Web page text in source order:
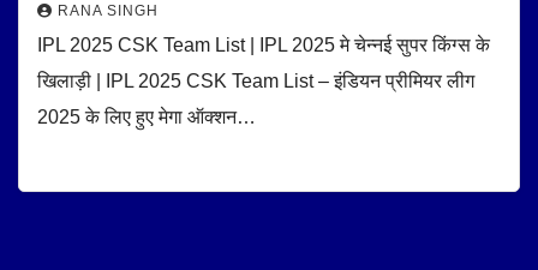
RANA SINGH
IPL 2025 CSK Team List | IPL 2025 मे चेन्नई सुपर किंग्स के
खिलाड़ी | IPL 2025 CSK Team List – इंडियन प्रीमियर लीग
2025 के लिए हुए मेगा ऑक्शन…